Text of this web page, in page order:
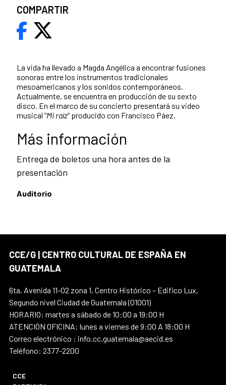
La vida ha llevado a Magda Angélica a encontrar fusiones
sonoras entre los instrumentos tradicionales
mesoamericanos y los sonidos contemporáneos.
Actualmente, se encuentra en producción de su sexto
disco. En el marco de su concierto presentará su video
musical “Mi raíz” producido con Francisco Páez.
Más información
Entrega de boletos una hora antes de la
presentación
Auditorio
COMPARTIR
CCE/G | CENTRO CULTURAL DE ESPAÑA EN
GUATEMALA
6ta. Avenida 11-02 zona 1, Centro Histórico – Edifico Lux,
Segundo nivel Ciudad de Guatemala (01001)
HORARIO: martes a sábado de 10:00 a 19:00 H
ATENCIÓN OFICINA: lunes a viernes de 9:00 A 18:00 H
Correo electrónico : info.cc.guatemala@aecid.es
Teléfono: 2377-2200
CCE